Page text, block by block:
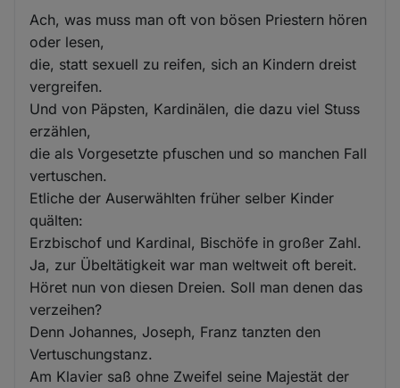
Ach, was muss man oft von bösen Priestern hören
oder lesen,
die, statt sexuell zu reifen, sich an Kindern dreist
vergreifen.
Und von Päpsten, Kardinälen, die dazu viel Stuss
erzählen,
die als Vorgesetzte pfuschen und so manchen Fall
vertuschen.
Etliche der Auserwählten früher selber Kinder
quälten:
Erzbischof und Kardinal, Bischöfe in großer Zahl.
Ja, zur Übeltätigkeit war man weltweit oft bereit.
Höret nun von diesen Dreien. Soll man denen das
verzeihen?
Denn Johannes, Joseph, Franz tanzten den
Vertuschungstanz.
Am Klavier saß ohne Zweifel seine Majestät der